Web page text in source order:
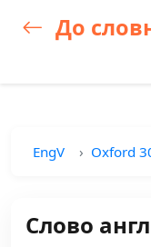
До
EngV Oxford
Слово